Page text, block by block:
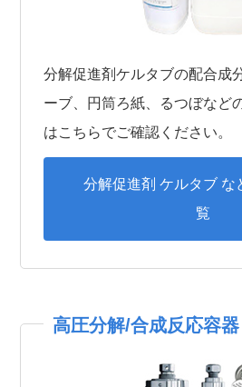
分解促進剤ケルタブの配合成
ーブ、円筒ろ紙、るつぼなど
はこちらでご確認ください。
分解促進剤 ケルタブ
覧
高圧分解/合成反応容器